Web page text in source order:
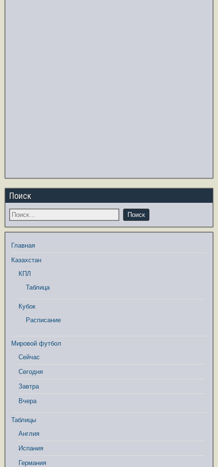
Поиск
Главная
Казахстан
КПЛ
Таблица
Кубок
Расписание
Мировой футбол
Сейчас
Сегодня
Завтра
Вчера
Таблицы
Англия
Испания
Германия